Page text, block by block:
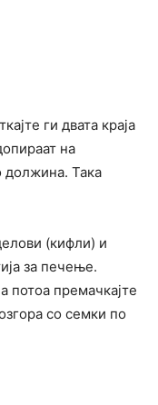
ги двата краја
на
должина. Така
(кифли) и
за печење.
потоа премачкајте
со семки по